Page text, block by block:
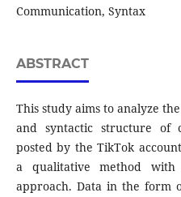
Communication, Syntax
ABSTRACT
This study aims to analyze
and syntactic structure of
posted by the TikTok
a qualitative method with
approach. Data in the form